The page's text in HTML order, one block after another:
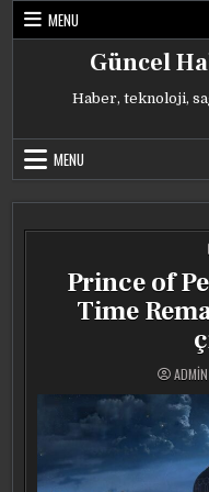
Skip
MENU
Güncel
Haber, teknoloji,
MENU
Prince of
Time
ADMIN